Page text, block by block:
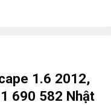
1.6 2012,
690 582 Nhật